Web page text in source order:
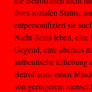
ihres sozialen Status,
entpersonifiziert sie
Nicht-Seins leben, eine
Gegend, eine überaus
authentische Erhebung
Betroffenen einen
von geringerem